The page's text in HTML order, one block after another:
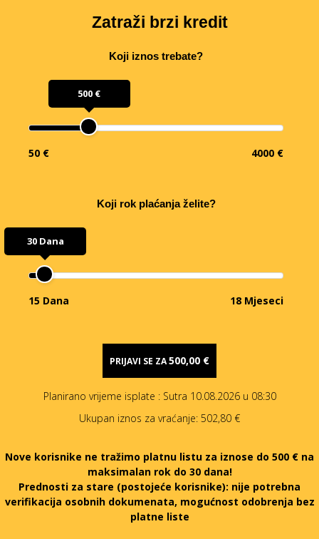
Zatraži brzi kredit
Koji iznos trebate?
500 €
50 € 4000 €
Koji rok plaćanja želite?
30 Dana
15 Dana 18 Mjeseci
PRIJAVI SE ZA500,00 €
Planirano vrijeme isplate : Sutra 10.08.2026 u 08:30
Ukupan iznos za vraćanje: 502,80 €
Nove korisnike ne tražimo platnu listu za iznose do 500 € na
maksimalan rok do 30 dana!
Prednosti za stare (postojeće korisnike): nije potrebna
verifikacija osobnih dokumenata, mogućnost odobrenja bez
platne liste